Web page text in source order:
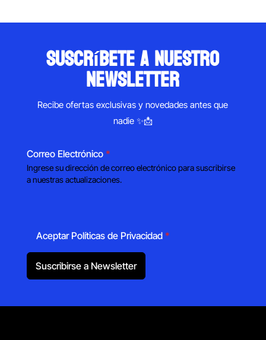
suscríbete a nuestro
newsletter
Recibe ofertas exclusivas y novedades antes que
nadie ✨📩
Correo Electrónico *
Ingrese su dirección de correo electrónico para suscribirse
a nuestras actualizaciones.
Aceptar Políticas de Privacidad *
Suscribirse a Newsletter